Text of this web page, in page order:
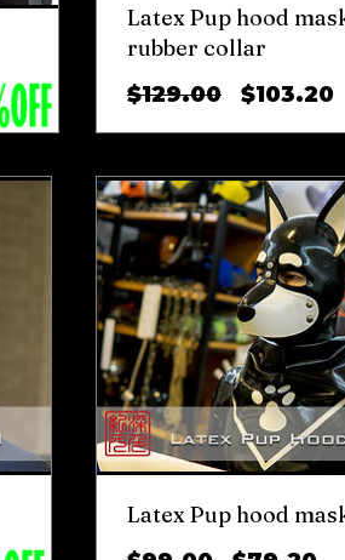
Latex Pup hood
rubber collar
$129.00
ราคา
$103.20
Latex Pup hood